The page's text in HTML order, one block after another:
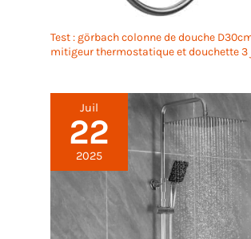
Test : görbach colonne de douche
mitigeur thermostatique et douchette 3
Juil
22
2025